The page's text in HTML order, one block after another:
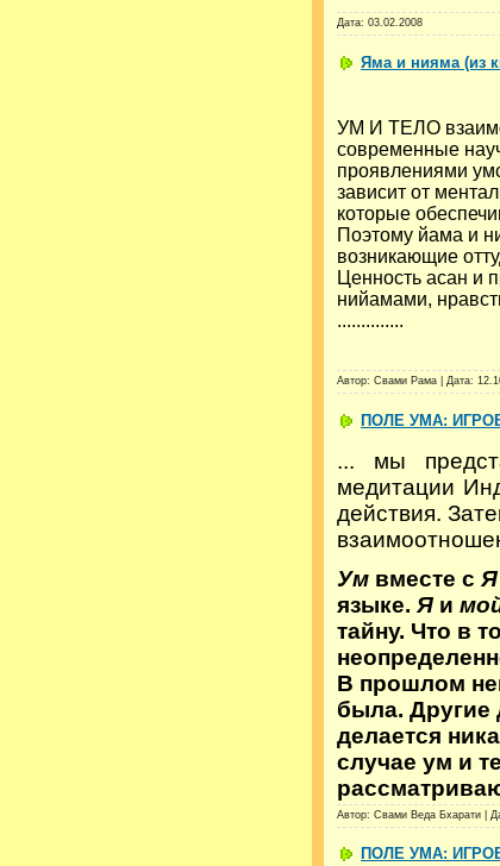
Дата: 03.02.2008
Яма и нияма (из
УМ И ТЕЛО
современные
проявлениями
зависит от
которые
Поэтому йама и
возникающие
Ценность асан и
нийамами,
..............
Автор: Свами Рама | Дата:
ПОЛЕ УМА:
... мы
медитации
действия.
Ум вместе с Я
языке. Я и
тайну. Что в
В прошлом
была. Другие
делается
случае ум и
Автор: Свами Веда Бхарати |
ПОЛЕ УМА: